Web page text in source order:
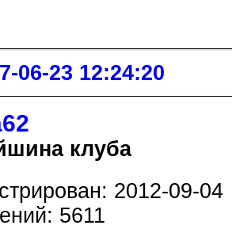
06-23 12:24:20
клуба
2012-09-04
5611